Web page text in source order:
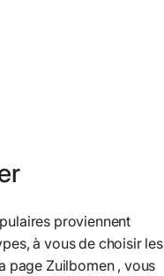
proviennent
à vous de choisir les
page Zuilbomen , vous